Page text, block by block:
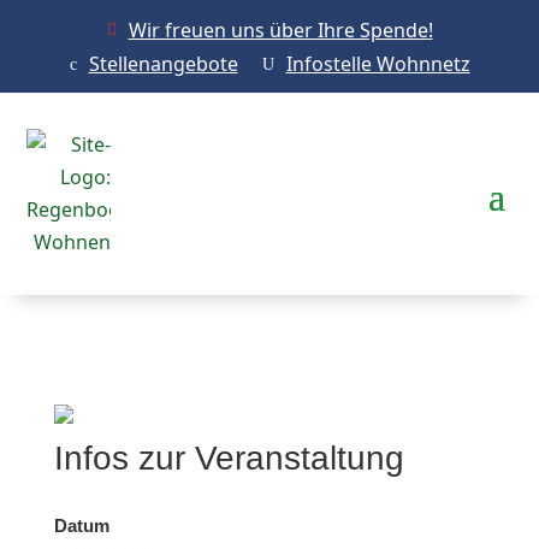
 Wir freuen uns über Ihre Spende!
c Stellenangebote U Infostelle Wohnnetz
Infos zur Veranstaltung
Datum